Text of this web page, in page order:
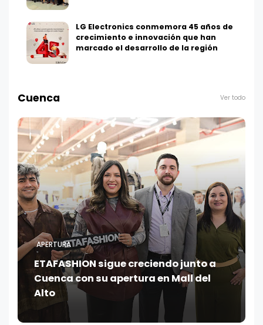
LG Electronics conmemora 45 años de
crecimiento e innovación que han
marcado el desarrollo de la región
Cuenca Ver todo
APERTURA
ETAFASHION sigue creciendo junto a
Cuenca con su apertura en Mall del
Alto